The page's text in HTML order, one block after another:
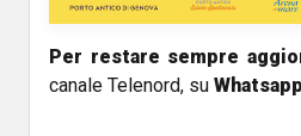
Per restare sempre
canale Telenord, su